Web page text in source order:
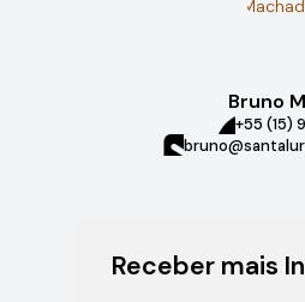
Bruno
+55 (15)
Receber mais